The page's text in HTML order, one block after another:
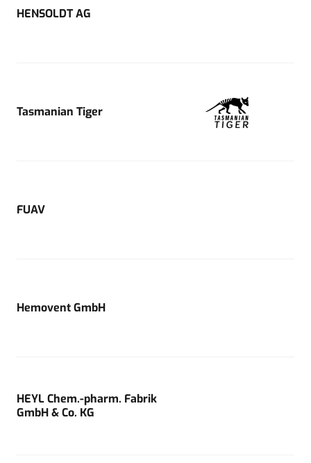
HENSOLDT AG
Tasmanian Tiger
FUAV
Hemovent GmbH
HEYL Chem.-pharm. Fabrik
GmbH & Co. KG